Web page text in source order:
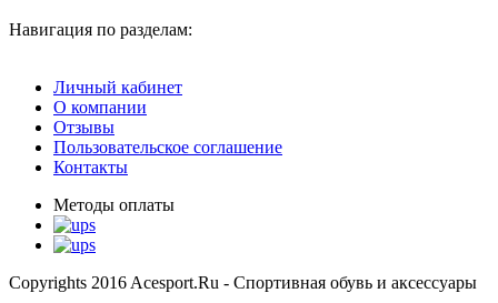
Навигация по разделам:
Личный кабинет
О компании
Отзывы
Пользовательское соглашение
Контакты
Методы оплаты
Copyrights 2016 Acesport.Ru - Спортивная обувь и аксессуары